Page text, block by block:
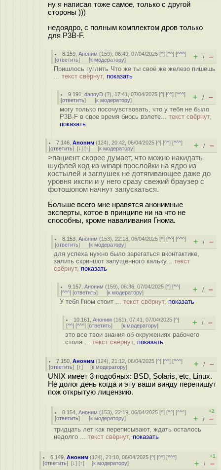
ну я написал тоже самое, только с другой
стороны )))
недоядро, с полным комплектом дров только
для P3B-F.
8.159 ,Аноним (159), 06:49, 07/04/2025 [^] [^^] [^^^]
[ответить] [к модератору] + / –
Пришлось гуглить Что же ты своё же железо пишешь
... текст свёрнут, показать
9.191 ,dannyD (?), 17:41, 07/04/2025 [^] [^^] [^^^]
[ответить] [к модератору] + / –
могу только посочувствовать, что у тебя не было
P3B-F в свое время биось взлете... текст свёрнут,
показать
7.146 ,Аноним (124), 20:42, 06/04/2025 [^] [^^] [^^^]
[ответить] [↓] [↑] [к модератору] + / –
>пациент скорее думает, что можно накидать
шуфлей код из winapi прослойки на ядро из
костылей и заглушек не дотягивающее даже до
уровня икспи и у него сразу свежий браузер с
фотошопом начнут запускаться.
Больше всего мне нравятся анонимные
эксперты, котое в принципе ни на что не
способны, кроме наваливания Гнома.
8.153 ,Аноним (153), 22:18, 06/04/2025 [^] [^^] [^^^]
[ответить] [к модератору] + / –
для успеха нужно было зарегаться вконтактике,
залить скриншот запущенного кальку... текст
свёрнут, показать
9.157 ,Аноним (159), 06:36, 07/04/2025 [^] [^^]
[^^^] [ответить] [к модератору] + / –
У тебя Гном стоит ... текст свёрнут, показать
10.161 ,Аноним (161), 07:41, 07/04/2025 [^]
[^^] [^^^] [ответить] [к модератору] + / –
это все твои знания об окружениях рабочего
стола ... текст свёрнут, показать
7.150 ,Аноним (124), 21:12, 06/04/2025 [^] [^^] [^^^]
[ответить] [↑] [к модератору] + / –
UNIX имеет 3 подобных: BSD, Solaris, etc, Linux.
Не долог день когда и эту ваши винду перепишут
пож открытую лицензию.
8.154 ,Аноним (153), 22:19, 06/04/2025 [^] [^^] [^^^]
[ответить] [к модератору]
+2
+ / –
тридцать лет как переписывают, ждать осталось
недолго ... текст свёрнут, показать
6.149 ,Аноним (124), 21:10, 06/04/2025 [^] [^^] [^^^]
[ответить] [↓] [↑] [к модератору]
+1
+ / –